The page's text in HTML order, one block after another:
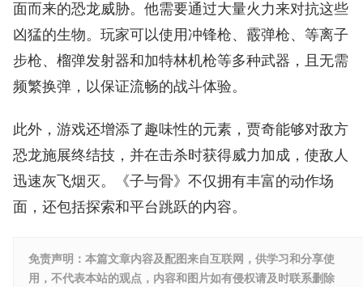
面而来的恐龙威胁。他需要通过大量火力来对抗这些
凶猛的生物。玩家可以使用冲锋枪、霰弹枪、等离子
步枪、榴弹发射器和加特林机枪等多种武器，且无需
频繁换弹，以保证流畅的战斗体验。
此外，游戏还增添了趣味性的元素，贾奇能够对敌方
恐龙施展终结技，并在击杀时获得威力加成，使敌人
迅速灰飞烟灭。《子与骨》不仅拥有丰富的动作场
面，还包括探索和平台跳跃的内容。
免责声明：本篇文章内容及配图来自互联网，供学习和分享使
用，不代表本站的观点，内容和图片如有侵权请及时联系删除